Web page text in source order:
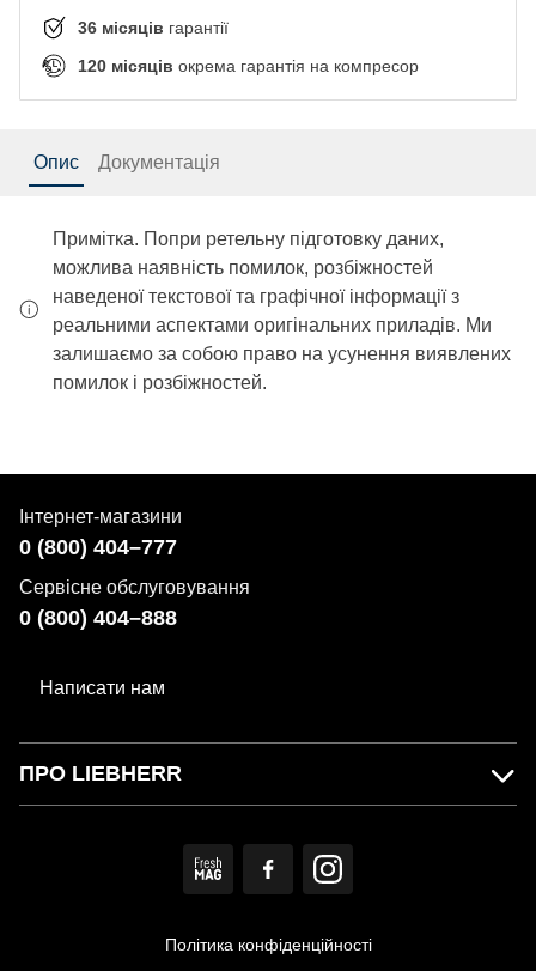
36 місяців гарантії
120 місяців окрема гарантія на компресор
Опис Документація
Примітка. Попри ретельну підготовку даних,
можлива наявність помилок, розбіжностей
наведеної текстової та графічної інформації з
реальними аспектами оригінальних приладів. Ми
залишаємо за собою право на усунення виявлених
помилок і розбіжностей.
Інтернет-магазини
0 (800) 404–777
Сервісне обслуговування
0 (800) 404–888
Написати нам
ПРО LIEBHERR
Політика конфіденційності